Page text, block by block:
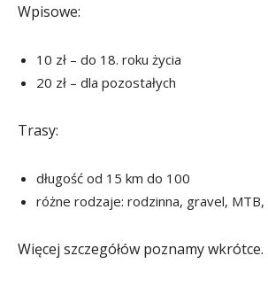
Wpisowe:
10 zł – do 18. roku życia
20 zł – dla pozostałych
Trasy:
długość od 15 km do 100
różne rodzaje: rodzinna, gravel, MTB,
Więcej szczegółów poznamy wkrótce.